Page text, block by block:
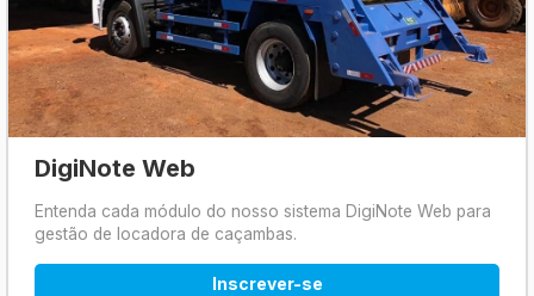
DigiNote Web
Entenda cada módulo do nosso sistema DigiNote Web para
gestão de locadora de caçambas.
Inscrever-se